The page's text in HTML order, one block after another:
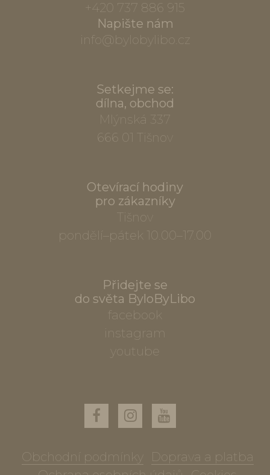
+420 737 886 915
Napište nám
info@bylobylibo.cz
Setkejme se:
dílna, obchod
Mlýnská 337
666 01 Tišnov
Otevírací hodiny
pro zákazníky
Tišnov
pondělí–pátek 10.00–17.00
Přidejte se
do světa ByloByLibo
facebook
instagram
youtube
Obchodní podmínky
Doprava a platba